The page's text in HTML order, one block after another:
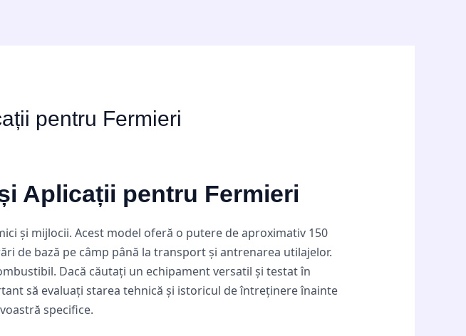
pentru Fermieri
Aplicații pentru Fermieri
și mijlocii. Acest model oferă o putere de aproximativ 150
de bază pe câmp până la transport și antrenarea utilajelor.
Dacă căutați un echipament versatil și testat în
să evaluați starea tehnică și istoricul de întreținere înainte
specifice.